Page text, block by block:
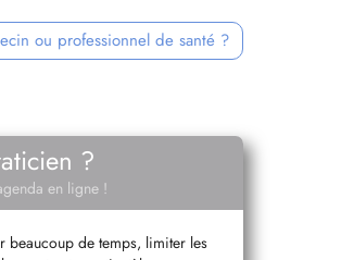
ou professionnel de santé ?
?
en ligne !
beaucoup de temps, limiter les